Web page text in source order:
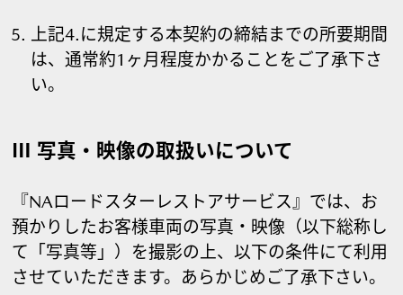
上記4.に規定する本契約の締結までの所要期間
は、通常約1ヶ月程度かかることをご了承下さ
い。
Ⅲ 写真・映像の取扱いについて
『NAロードスターレストアサービス』では、お
預かりしたお客様車両の写真・映像（以下総称し
て「写真等」）を撮影の上、以下の条件にて利用
させていただきます。あらかじめご了承下さい。